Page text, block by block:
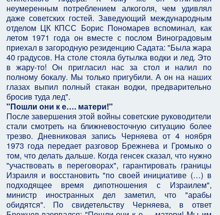
неумеренным потреблением алкоголя, чем удивлял
даже советских гостей. Заведующий международным
отделом ЦК КПСС Борис Пономарев вспоминал, как
летом 1971 года он вместе с послом Виноградовым
приехал в загородную резиденцию Садата: "Была жара
40 градусов. На столе стояла бутылка водки и лед. Это
в жару-то! Он пригласил нас за стол и налил по
полному бокалу. Мы только пригубили. А он на наших
глазах выпил полный стакан водки, предварительно
бросив туда лед".
"Пошли они к е…. матери!"
После завершения этой войны советские руководители
стали смотреть на ближневосточную ситуацию более
трезво. Дневниковая запись Черняева от 4 ноября
1973 года передает разговор Брежнева и Громыко о
том, что делать дальше. Когда генсек сказал, что нужно
"участвовать в переговорах", гарантировать границы
Израиля и восстановить "по своей инициативе (…) в
подходящее время дипотношения с Израилем",
министр иностранных дел заметил, что "арабы
обидятся". По свидетельству Черняева, в ответ